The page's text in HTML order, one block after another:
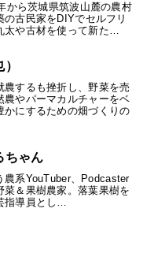
から茨城県筑波山麓の農村
古民家をDIYでセルフリ
太や古材を使って新た…
するも挫折し、野菜を売
農やパーマカルチャーをベ
かにするための畑づくりの
ちゃん
農系YouTuber、Podcaster
菜＆果樹農家。落葉果樹を
指導員とし…